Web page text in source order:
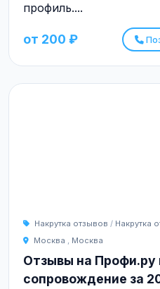
профиль....
от 200 ₽
Накрутка отзывов / Накрутка
Москва , Москва
Отзывы на
сопровождение за